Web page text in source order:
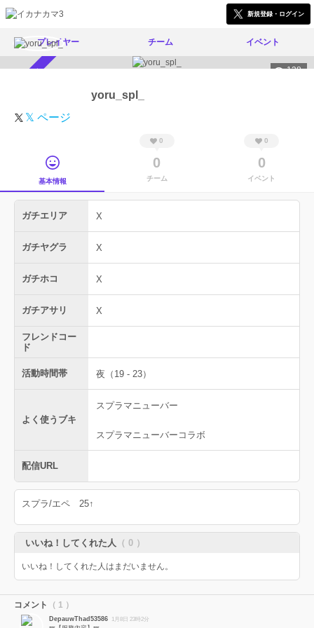
新規登録・ログイン
プレイヤー チーム イベント
138
yoru_spl_
𝕏 ページ
基本情報
0
0
チーム
0
0
イベント
ガチエリア X
ガチヤグラ X
ガチホコ X
ガチアサリ X
フレンドコー
ド
活動時間帯 夜（19 - 23）
よく使うブキ
スプラマニューバー
スプラマニューバーコラボ
配信URL
スプラ/エペ 25↑
いいね！してくれた人 （ 0 ）
いいね！してくれた人はまだいません。
コメント （ 1 ）
DepauwThad53586 1月8日 23時2分